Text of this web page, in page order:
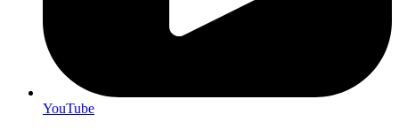
YouTube